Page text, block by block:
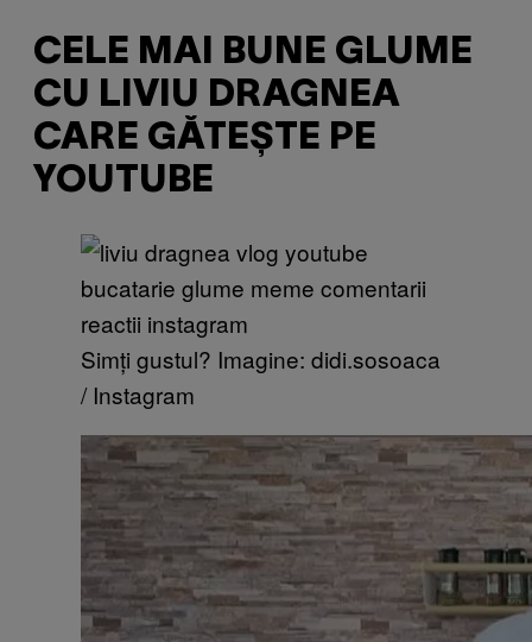
CELE MAI BUNE GLUME
CU LIVIU DRAGNEA
CARE GĂTEȘTE PE
YOUTUBE
Simți gustul? Imagine: didi.sosoaca
/ Instagram